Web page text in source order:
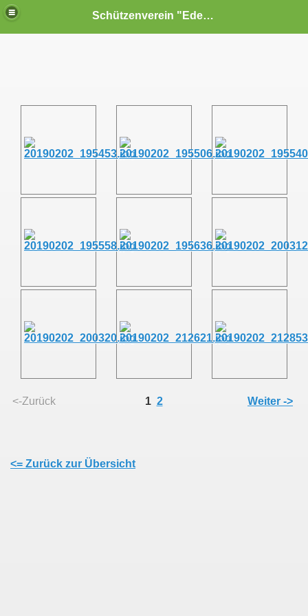
Schützenverein "Edelweiß" Reiterswiesen e.V.
<-Zurück 1 2 Weiter ->
<= Zurück zur Übersicht